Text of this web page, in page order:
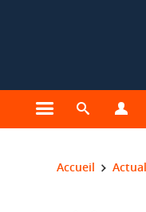
Ouvrir le menu
Ouvrir le
Vous êtes ici :
Accueil